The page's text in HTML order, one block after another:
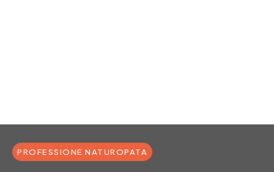
PROFESSIONE NATUROPATA